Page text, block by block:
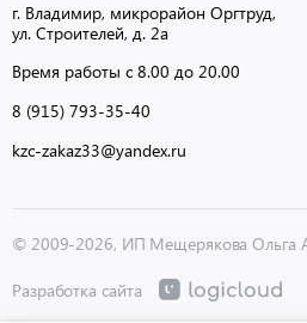
г. Владимир, микрорайон Оргтруд,
ул. Строителей, д. 2а
Время работы с 8.00 до 20.00
8 (915) 793-35-40
kzc-zakaz33@yandex.ru
© 2009-2026, ИП Мещерякова Ольга
Разработка сайта